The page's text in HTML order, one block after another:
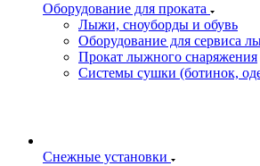
Оборудование для проката
Лыжи, сноуборды и обувь
Оборудование для сервисa
Прокат лыжного снаряжения
Системы сушки (ботинок,
Снежные установки